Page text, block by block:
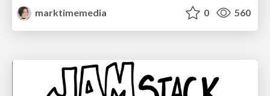
marktimemedia
0 560